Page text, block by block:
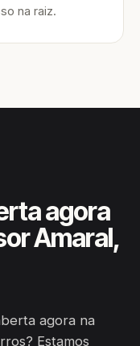
na raiz.
agora
Amaral,
agora na
Estamos